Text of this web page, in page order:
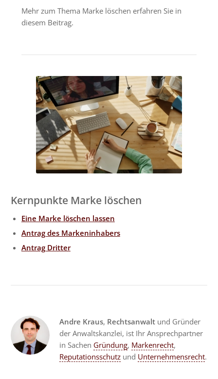
Mehr zum Thema Marke löschen erfahren Sie in
diesem Beitrag.
Kernpunkte Marke löschen
Eine Marke löschen lassen
Antrag des Markeninhabers
Antrag Dritter
Andre Kraus, Rechtsanwalt und Gründer
der Anwaltskanzlei, ist Ihr Ansprechpartner
in Sachen Gründung, Markenrecht,
Reputationsschutzund Unternehmensrecht.